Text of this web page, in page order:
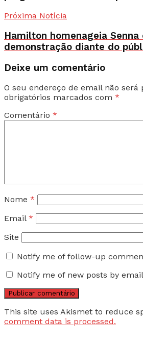
Próxima Notícia
Hamilton homenageia Senna
demonstração diante do
Deixe um comentário
O seu endereço de email não será
obrigatórios marcados com *
Comentário *
Nome *
Email *
Site
Notify me of follow-up
Notify me of new posts by
This site uses Akismet to reduce
comment data is processed.